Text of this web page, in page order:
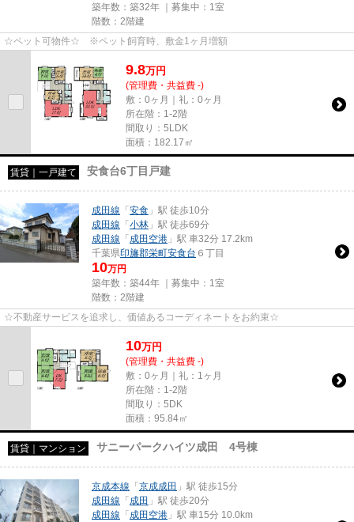
築年数：築32年 ｜募集中： 1室
階数：2階建
☆ペット可物件☆ ※ペット飼育時、敷金1ヶ月増額
9.8万円
(管理費・共益費 -)
敷：0ヶ月｜礼：0ヶ月
所在階：1-2階
間取り：5LDK
面積：182.17㎡
賃貸｜一戸建て 安食台6丁目戸建
成田線 「安食 」駅 徒歩10分
成田線 「小林 」駅 徒歩69分
成田線 「成田空港 」駅 車32分 17.2km
千葉県印旛郡栄町安食台 ６丁目
10万円
築年数：築44年 ｜募集中： 1室
階数：2階建
☆不動産サービスを追求し、価値あるコーディネートをお約束☆
10万円
(管理費・共益費 -)
敷：0ヶ月｜礼：1ヶ月
所在階：1-2階
間取り：5DK
面積：95.84㎡
賃貸｜マンション サニーパークハイツ成田 4号棟
京成本線 「京成成田 」駅 徒歩15分
成田線 「成田 」駅 徒歩20分
成田線 「成田空港 」駅 車15分 10.0km